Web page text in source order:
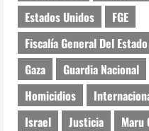
Estados Unidos
FGE
Fiscalía General Del Estado
Gaza
Guardia Nacional
Homicidios
Israel
Justicia Maru